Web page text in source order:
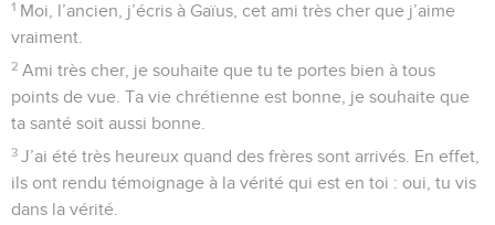
1 Moi, l’ancien, j’écris à Gaïus, cet ami très cher que j’aime
vraiment.
2 Ami très cher, je souhaite que tu te portes bien à tous
points de vue. Ta vie chrétienne est bonne, je souhaite que
ta santé soit aussi bonne.
3 J’ai été très heureux quand des frères sont arrivés. En effet,
ils ont rendu témoignage à la vérité qui est en toi : oui, tu vis
dans la vérité.